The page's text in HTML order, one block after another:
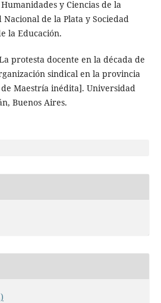
y Ciencias de la
de la Plata y Sociedad
la Educación.
protesta docente en la década de
sindical en la provincia
Maestría inédita]. Universidad
Buenos Aires.